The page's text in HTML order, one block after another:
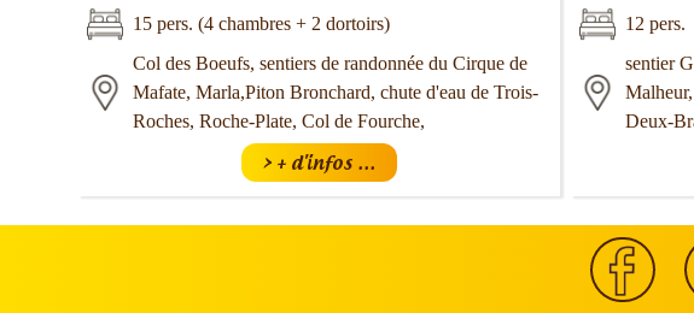
15 pers. (4 chambres + 2 dortoirs)
Col des Boeufs, sentiers de randonnée du Cirque de
Mafate, Marla,Piton Bronchard, chute d'eau de Trois-
Roches, Roche-Plate, Col de Fourche,
> + d'infos ...
12 pers.
sentier
Deux-